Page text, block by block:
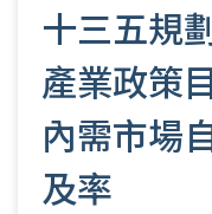
十三五規
產業政策
內需市場
及率